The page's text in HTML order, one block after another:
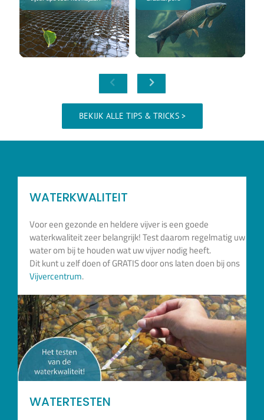
BEKIJK ALLE TIPS & TRICKS >
WATERKWALITEIT
Voor een gezonde en heldere vijver is een goede
waterkwaliteit zeer belangrijk! Test daarom regelmatig uw
water om bij te houden wat uw vijver nodig heeft.
Dit kunt u zelf doen of GRATIS door ons laten doen bij ons
Vijvercentrum.
WATERTESTEN